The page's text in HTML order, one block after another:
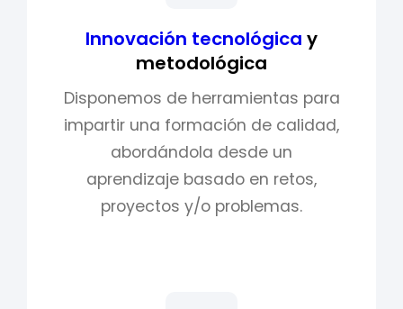
Innovación tecnológica y
metodológica
Disponemos de herramientas para
impartir una formación de calidad,
abordándola desde un
aprendizaje basado en retos,
proyectos y/o problemas.